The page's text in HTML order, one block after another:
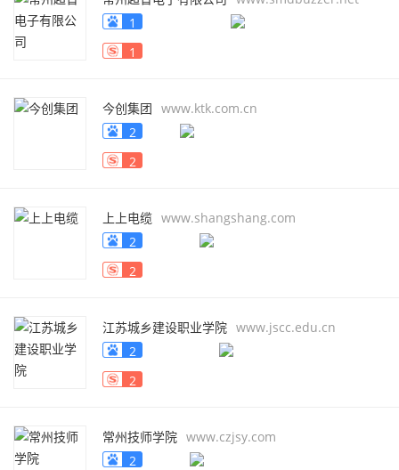
1
1
今创集团 www.ktk.com.cn
2
2
上上电缆 www.shangshang.com
2
2
江苏城乡建设职业学院 www.jscc.edu.cn
2
2
常州技师学院 www.czjsy.com
2